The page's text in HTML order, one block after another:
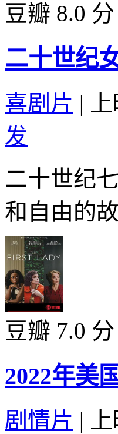
豆瓣 8.0 分
二十世纪
喜剧片 |
发
二十世纪
和自由的
豆瓣 7.0 分
2022年美
剧情片 |